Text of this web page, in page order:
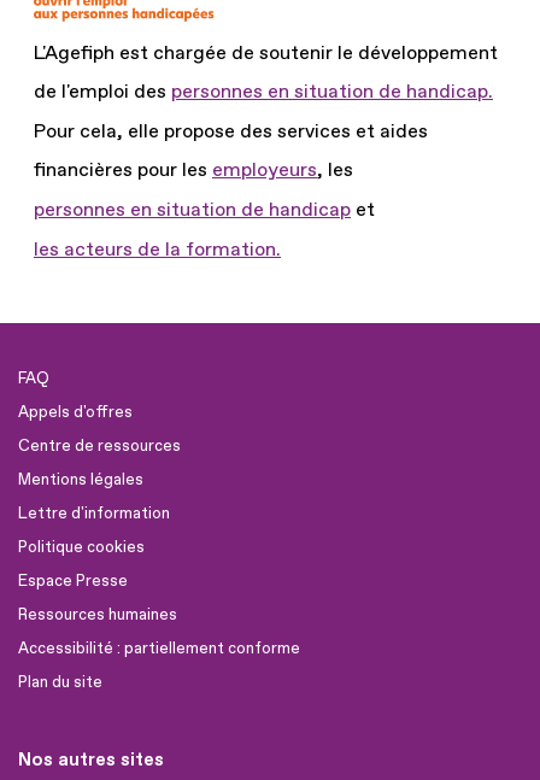
L'Agefiph est chargée de soutenir le développement
de l'emploi des personnes en situation de handicap.
Pour cela, elle propose des services et aides
financières pour les employeurs, les
personnes en situation de handicap et
les acteurs de la formation.
FAQ
Appels d'offres
Centre de ressources
Mentions légales
Lettre d'information
Politique cookies
Espace Presse
Ressources humaines
Accessibilité : partiellement conforme
Plan du site
Nos autres sites